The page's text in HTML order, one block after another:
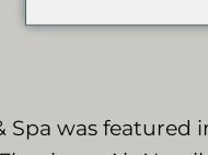
Spa was featured